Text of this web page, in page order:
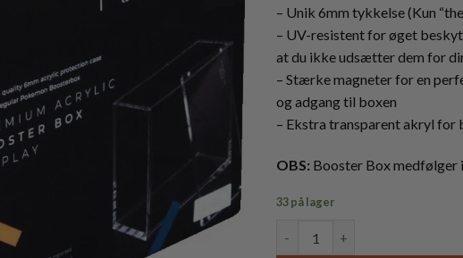
– Unik 6mm tykkelse (Kun
– UV-resistent for øget
at du ikke udsætter dem for
– Stærke magneter for en
og adgang til boxen
– Ekstra transparent akryl
OBS: Booster Box medfølger
33 på lager